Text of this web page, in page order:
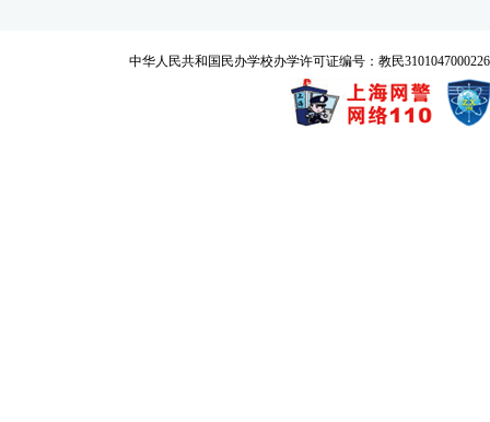
中华人民共和国民办学校办学许可证编号：教民